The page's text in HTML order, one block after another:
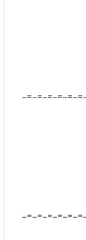
-=-=-=-=-=-
-=-=-=-=-=-